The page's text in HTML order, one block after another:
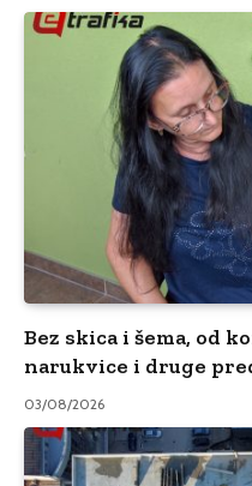
Bez skica i šema, od
narukvice i druge
03/08/2026